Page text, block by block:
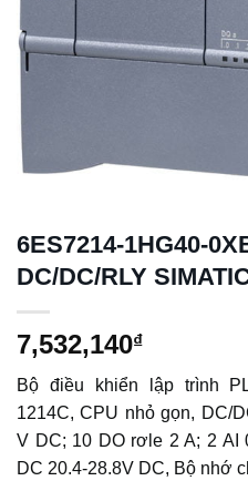
6ES7214-1HG40-
DC/DC/RLY
7,532,140₫
Bộ điều khiển lập trình
1214C, CPU nhỏ gọn, DC/
V DC; 10 DO rơle 2 A; 2 AI
DC 20.4-28.8V DC, Bộ nhớ